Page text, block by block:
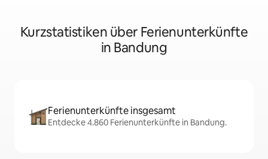
Kurzstatistiken über Ferienunterkünfte
in Bandung
Ferienunterkünfte insgesamt
Entdecke 4.860 Ferienunterkünfte in Bandung.